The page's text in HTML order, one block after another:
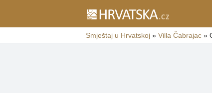
Smještaj u Hrvatskoj » Villa Čabrajac »